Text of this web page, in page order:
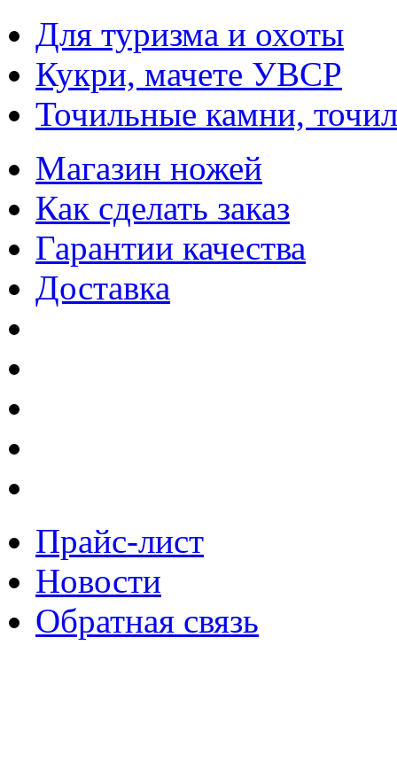
Для туризма и охоты
Кукри, мачете УВСР
Точильные камни,
Магазин ножей
Как сделать заказ
Гарантии качества
Доставка
Прайс-лист
Новости
Обратная связь